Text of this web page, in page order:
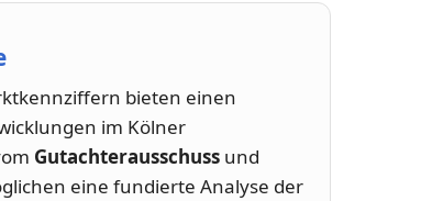
bieten einen
im Kölner
Gutachterausschuss und
eine fundierte Analyse der